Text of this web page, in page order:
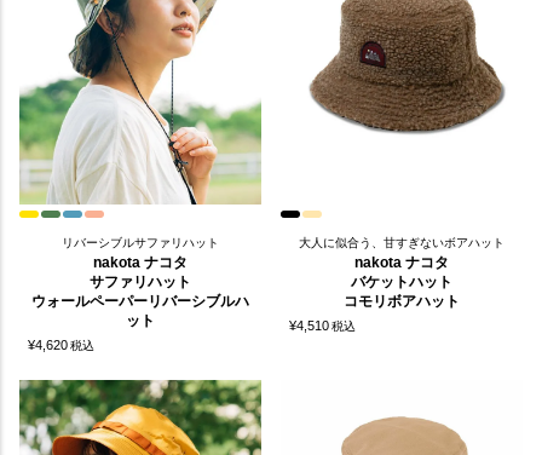
リバーシブルサファリハット
nakota ナコタ
サファリハット
ウォールペーパーリバーシブルハ
ット
¥4,620税込
大人に似合う、甘すぎないボアハット
nakota ナコタ
バケットハット
コモリボアハット
¥4,510税込